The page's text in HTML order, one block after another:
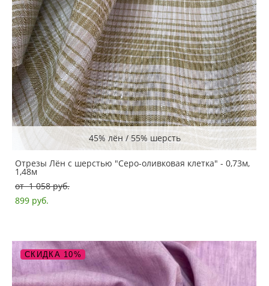
45% лён / 55% шерсть
Отрезы Лён с шерстью "Серо-оливковая клетка" - 0,73м,
1,48м
от 1 058 pуб.
899 pуб.
СКИДКА 10%